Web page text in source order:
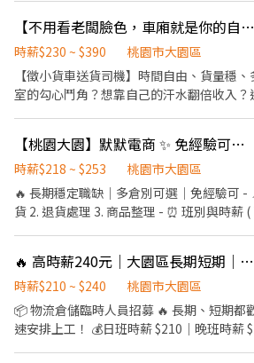
✅【工作地點】： 桃園市大園區建國路 ✅
重、接受走動式久站 ✅【工作福利】 1.廠區
津貼補助 4.廠區機車停車免費 ⭐️接駁車 ❤️
查詢唷~ https://forms.office.com/r/
16-01 270$ 夜班 22-07 295$ - 🚩威獅倉
晚班 16-01 265$(堆高機) 夜班 22-07 285$ -
18-03 265$ 夜班00-09 320$ - 不定期津貼.
倪小姐:0968597856 賴ID同電話號碼 點擊
【不用看老闆臉色，車廂就是你的自由辦公室！】物流小貨車夥伴招募中
時薪$230 ~ $390
桃園市大園區
【徵小貨車送貨司機】時間自由、貨量穩、多送多賺
室的勾心鬥角？想靠自己的汗水翻倍收入
上限。 系統超罩：內建神級導航幫你排好最佳路線，免背路名；後
台客服隨時支援異常狀況。 經驗傳授：免費教你獨門理貨密技，3
秒抓包裹，效率直接翻倍。 只要你符合： 持有職業小型車駕照（會
開小貨車）。 有一支電量充足的智慧型手機。 細心、有責任感，講
為您安排！）
【桃園大園】默默電商 ✨ 免經驗可、簡易理貨、日領、預支、街口 ✨ 福利優渥
時薪$218 ~ $253
桃園市大園區
🔥 長期穩定職缺｜多倉別可選｜免經驗可 -
貨 2. 退貨處理 3. 商品整理 - ⏰ 班別與時薪
時 B : 15 : 00 - 00 : 00｜238元 / 時 --- 🌙 晚
03 : 00｜246元 / 時 --- 🌑 夜班 ( 不固定休息
00 - 08 : 00｜253元 / 時 - 🟡 休假方式： 第
💰 福利： ✅ 加班費依勞基法計算 ✅ 堆高機
🔥 高時薪240元｜大園區長期短期｜免經驗可🔥｜ 快速上工🚀
時薪$210 ~ $240
桃園市大園區
📦 物流倉儲臨時人員招募 🔥 長期、短期都歡迎！ ✨ 無經驗可，快
速安排上工！ 💰日班時薪 $210｜晚班時薪